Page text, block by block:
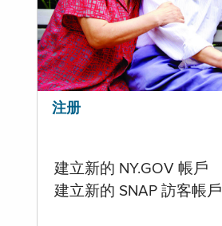
注册
建立新的 NY.GOV 帳戶
建立新的 SNAP 訪客帳戶